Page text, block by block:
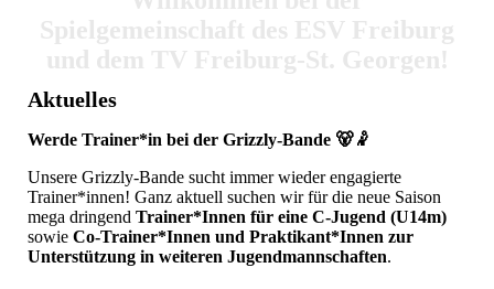
Aktuelles
Werde Trainer*in bei der Grizzly-Bande 🐻🤾
Unsere Grizzly-Bande sucht immer wieder engagierte
Trainer*innen! Ganz aktuell suchen wir für die neue Saison
mega dringend Trainer*Innen für eine C-Jugend (U14m)
sowie Co-Trainer*Innen und Praktikant*Innen zur
Unterstützung in weiteren Jugendmannschaften.